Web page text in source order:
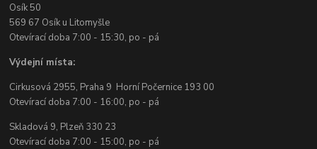
Osík 50
569 67 Osík u Litomyšle
Otevírací doba 7:00 - 15:30, po - pá
Výdejní místa:
Cirkusová 2955, Praha 9 Horní Počernice 193 00
Otevírací doba 7:00 - 16:00, po - pá
Skladová 9, Plzeň 330 23
Otevírací doba 7:00 - 15:00, po - pá